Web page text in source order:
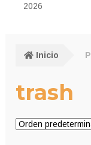
2026
Inicio
trash